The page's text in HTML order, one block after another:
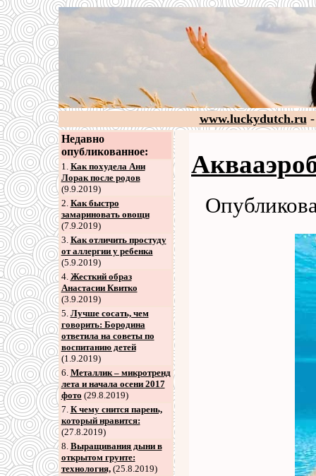
www.luckydutch.ru-
Недавно
опубликованное:
1. Как похудела Ани
Лорак после родов
(9.9.2019)
2. Как быстро
замариновать овощи
(7.9.2019)
3. Как отличить простуду
от аллергии у ребенка
(5.9.2019)
4. Жесткий образ
Анастасии Квитко
(3.9.2019)
5. Лучше сосать, чем
говорить: Бородина
ответила на советы по
воспитанию детей
(1.9.2019)
6. Металлик – микротренд
лета и начала осени 2017
фото (29.8.2019)
7. К чему снится парень,
который нравится:
(27.8.2019)
8. Выращивания дыни в
открытом грунте:
технология,(25.8.2019)